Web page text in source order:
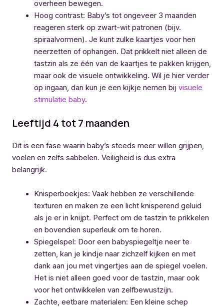
overheen bewegen.
Hoog contrast: Baby’s tot ongeveer 3 maanden
reageren sterk op zwart-wit patronen (bijv.
spiraalvormen). Je kunt zulke kaartjes voor hen
neerzetten of ophangen. Dat prikkelt niet alleen de
tastzin als ze één van de kaartjes te pakken krijgen,
maar ook de visuele ontwikkeling. Wil je hier verder
op ingaan, dan kun je een kijkje nemen bij visuele
stimulatie baby.
Leeftijd 4 tot 7 maanden
Dit is een fase waarin baby’s steeds meer willen grijpen,
voelen en zelfs sabbelen. Veiligheid is dus extra
belangrijk.
Knisperboekjes: Vaak hebben ze verschillende
texturen en maken ze een licht knisperend geluid
als je er in knijpt. Perfect om de tastzin te prikkelen
en bovendien superleuk om te horen.
Spiegelspel: Door een babyspiegeltje neer te
zetten, kan je kindje naar zichzelf kijken en met
dank aan jou met vingertjes aan de spiegel voelen.
Het is niet alleen goed voor de tastzin, maar ook
voor het ontwikkelen van zelfbewustzijn.
Zachte, eetbare materialen: Een kleine schep